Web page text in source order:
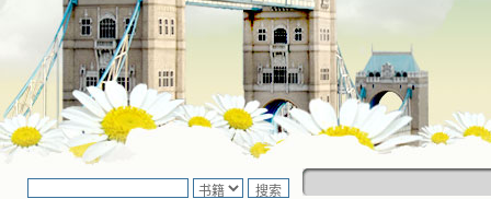
小德兰爱心书屋最新公告 有一天，我
做了一个奇怪的梦，至今让我难忘。
梦中，我看到一本打开的用石头做的
书，我用舌头去舔它，觉得有一种甜